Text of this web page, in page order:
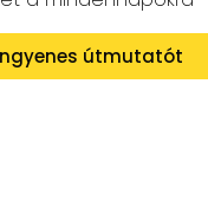
útmutatót